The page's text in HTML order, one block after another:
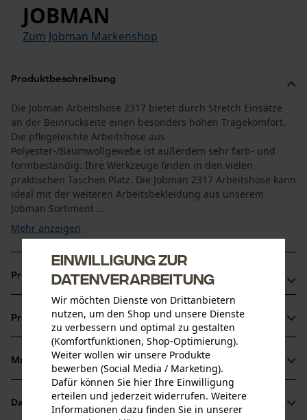
JOBMAN
Zum Jobman Markenshop
Produktbeschreibung
Die Jobman Arbeitshose 2317 bietet durch Stretch Einsätze
an der Beinrückseite einen besonders hohen Tragekomfort.
Die pflegeleichte Arbeitshose aus
Polyester-/Baumwollgewebe ist außerdem sehr farb- und
formbeständig. Ihre Werkzeuge finden in den vielen
praktischen Taschen Platz. Die Jobman 2317 Arbeitshose kann
ideal mit der weiteren Arbeitsbekleidung aus unserem
Jobman Sortiment ...
Mehr anzeigen
Produktvorteile
Die Jobman Arbeitshose 2317 kann durch 5 cm Aufschlag
am Beinabschluss verlängert werden
Aus pflegeleichten Materialien gefertigt
Produktinformationen
Produktdetails
Aktivitätstyp
Arbeiten, Angeln, Campen, Jagen, Wandern
Material & Pflege
Material
Datenblätter
Einwilligung zur
Datenverarbeitung
Wir möchten Dienste von Drittanbietern
nutzen, um den Shop und unsere Dienste
zu verbessern und optimal zu gestalten
(Komfortfunktionen, Shop-Optimierung).
Weiter wollen wir unsere Produkte
bewerben (Social Media / Marketing).
Dafür können Sie hier Ihre Einwilligung
erteilen und jederzeit widerrufen. Weitere
Informationen dazu finden Sie in unserer